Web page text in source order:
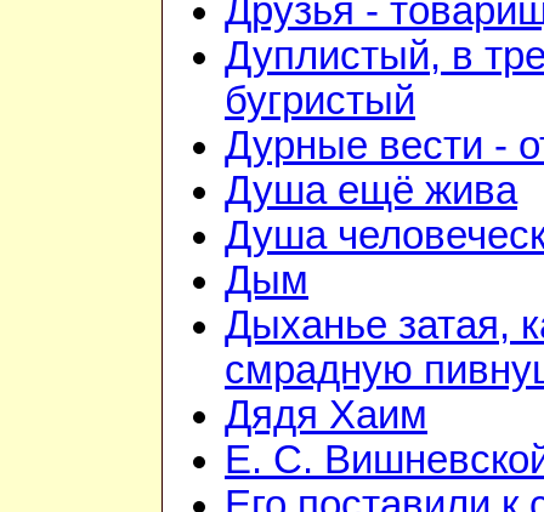
Друзья -
Дуплистый, в
бугристый
Дурные вести -
Душа ещё жива
Душа
Дым
Дыханье затая,
смрадную
Дядя Хаим
Е. С.